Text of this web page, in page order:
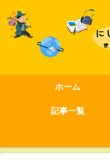
ホーム
記事一覧